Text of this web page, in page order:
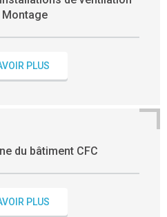
Montage
PLUS
du bâtiment CFC
PLUS